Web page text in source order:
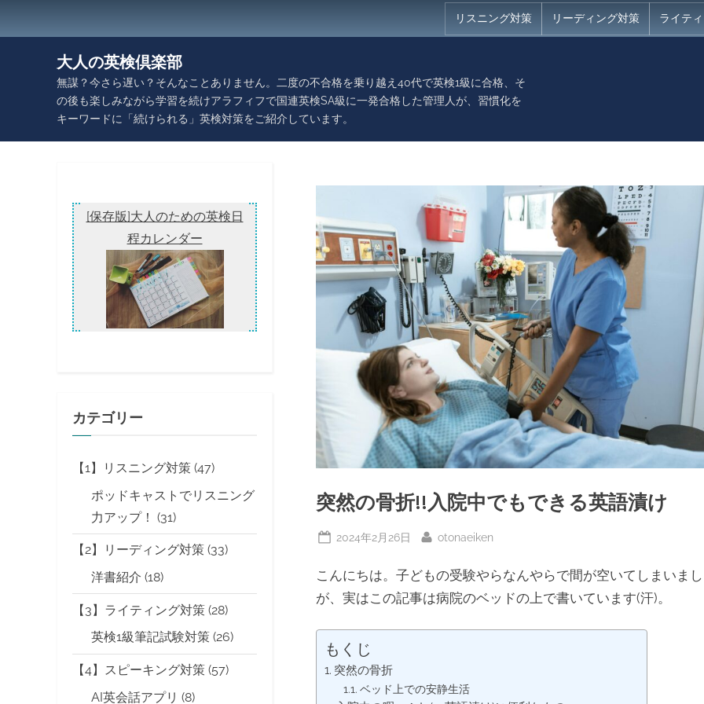
to
リスニング対策 リーディング対策 ライテ
大人の英検倶楽部
無謀？今さら遅い？そんなことありません。二度の不合格を乗り越え40代で英検1級に合格、そ
の後も楽しみながら学習を続けアラフィフで国連英検SA級に一発合格した管理人が、習慣化を
キーワードに「続けられる」英検対策をご紹介しています。
突然の骨折!!入院中でもできる英語漬け
Posted
2024年2月26日 By
otonaeiken
こんにちは。子どもの受験やらなんやらで間が空いてしまいま
が、実はこの記事は病院のベッドの上で書いています(汗)。
もくじ
突然の骨折
ベッド上での安静生活
[保存版]大人のための英検日
程カレンダー
カテゴリー
【1】リスニング対策 (47)
ポッドキャストでリスニング
力アップ！ (31)
【2】リーディング対策 (33)
洋書紹介 (18)
【3】ライティング対策 (28)
英検1級筆記試験対策 (26)
【4】スピーキング対策 (57)
AI英会話アプリ (8)